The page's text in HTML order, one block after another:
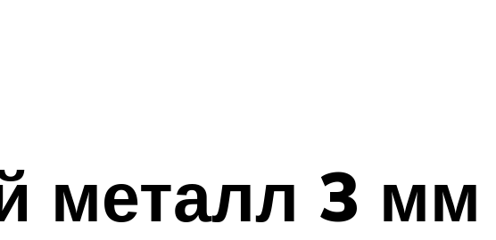
металл 3 мм